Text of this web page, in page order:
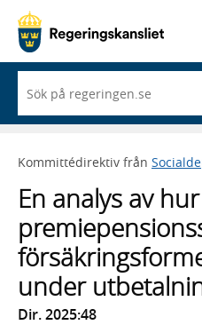
du
börjar
skriva
framträder
lista
med
sökförslag
Kommittédirektiv från
En analys av hur
under
Dir. 2025:48